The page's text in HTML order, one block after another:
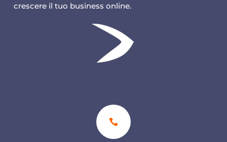
crescere il tuo business online.
